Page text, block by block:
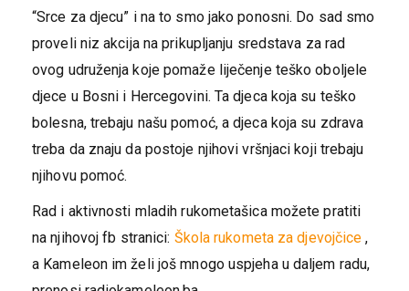
“Srce za djecu” i na to smo jako ponosni. Do sad smo
proveli niz akcija na prikupljanju sredstava za rad
ovog udruženja koje pomaže liječenje teško oboljele
djece u Bosni i Hercegovini. Ta djeca koja su teško
bolesna, trebaju našu pomoć, a djeca koja su zdrava
treba da znaju da postoje njihovi vršnjaci koji trebaju
njihovu pomoć.
Rad i aktivnosti mladih rukometašica možete pratiti
na njihovoj fb stranici: Škola rukometa za djevojčice ,
a Kameleon im želi još mnogo uspjeha u daljem radu,